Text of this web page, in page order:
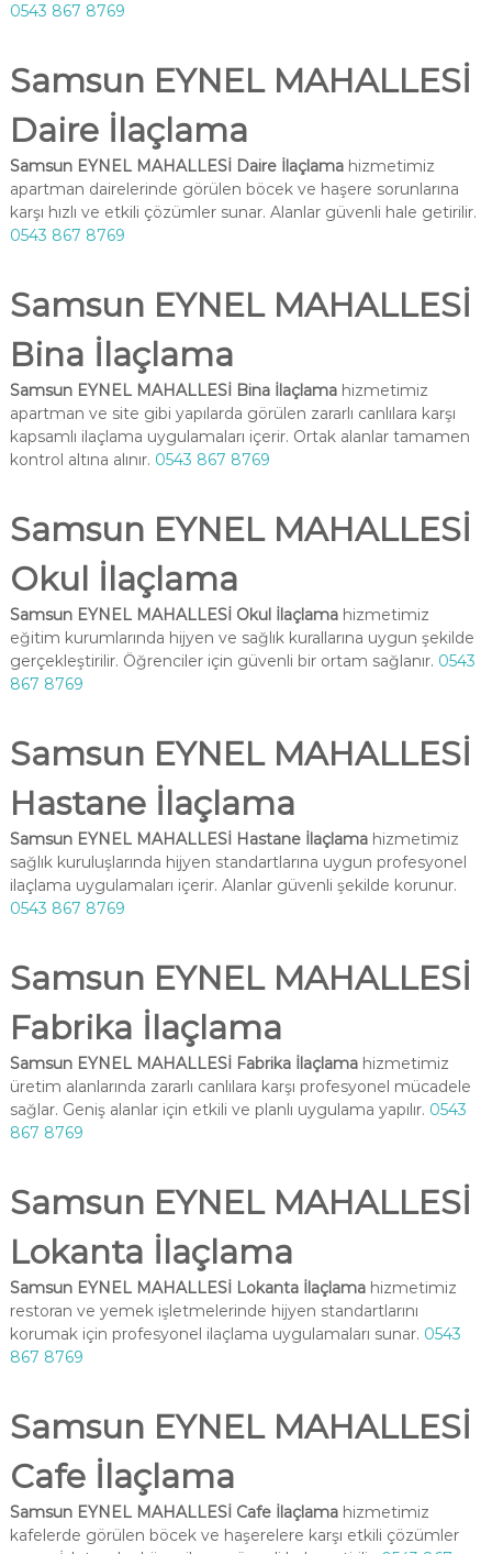
0543 867 8769
Samsun EYNEL MAHALLESİ
Daire İlaçlama
Samsun EYNEL MAHALLESİ Daire İlaçlamahizmetimiz
apartman dairelerinde görülen böcek ve haşere sorunlarına
karşı hızlı ve etkili çözümler sunar. Alanlar güvenli hale getirilir.
0543 867 8769
Samsun EYNEL MAHALLESİ
Bina İlaçlama
Samsun EYNEL MAHALLESİ Bina İlaçlamahizmetimiz
apartman ve site gibi yapılarda görülen zararlı canlılara karşı
kapsamlı ilaçlama uygulamaları içerir. Ortak alanlar tamamen
kontrol altına alınır. 0543 867 8769
Samsun EYNEL MAHALLESİ
Okul İlaçlama
Samsun EYNEL MAHALLESİ Okul İlaçlamahizmetimiz
eğitim kurumlarında hijyen ve sağlık kurallarına uygun şekilde
gerçekleştirilir. Öğrenciler için güvenli bir ortam sağlanır. 0543
867 8769
Samsun EYNEL MAHALLESİ
Hastane İlaçlama
Samsun EYNEL MAHALLESİ Hastane İlaçlamahizmetimiz
sağlık kuruluşlarında hijyen standartlarına uygun profesyonel
ilaçlama uygulamaları içerir. Alanlar güvenli şekilde korunur.
0543 867 8769
Samsun EYNEL MAHALLESİ
Fabrika İlaçlama
Samsun EYNEL MAHALLESİ Fabrika İlaçlamahizmetimiz
üretim alanlarında zararlı canlılara karşı profesyonel mücadele
sağlar. Geniş alanlar için etkili ve planlı uygulama yapılır. 0543
867 8769
Samsun EYNEL MAHALLESİ
Lokanta İlaçlama
Samsun EYNEL MAHALLESİ Lokanta İlaçlamahizmetimiz
restoran ve yemek işletmelerinde hijyen standartlarını
korumak için profesyonel ilaçlama uygulamaları sunar. 0543
867 8769
Samsun EYNEL MAHALLESİ
Cafe İlaçlama
Samsun EYNEL MAHALLESİ Cafe İlaçlamahizmetimiz
kafelerde görülen böcek ve haşerelere karşı etkili çözümler